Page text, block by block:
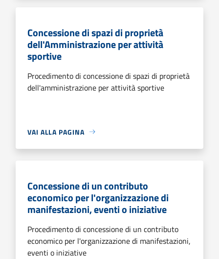
Concessione di spazi di proprietà
dell'Amministrazione per attività
sportive
Procedimento di concessione di spazi di proprietà
dell'amministrazione per attività sportive
VAI ALLA PAGINA
Concessione di un contributo
economico per l'organizzazione di
manifestazioni, eventi o iniziative
Procedimento di concessione di un contributo
economico per l'organizzazione di manifestazioni,
eventi o iniziative